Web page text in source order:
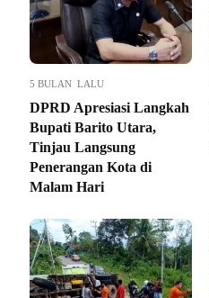
5 BULAN LALU
DPRD Apresiasi Langkah
Bupati Barito Utara,
Tinjau Langsung
Penerangan Kota di
Malam Hari